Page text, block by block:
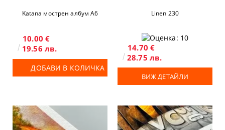
Katana мострен албум А6
10.00 €
19.56 лв.
ДОБАВИ В КОЛИЧКА
Linen 230
14.70 €
28.75 лв.
ВИЖ ДЕТАЙЛИ